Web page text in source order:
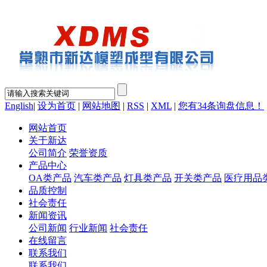
English| 设为首页 | 网站地图 | RSS | XML | 您有34条询盘信息！
网站首页
关于新达
公司简介 荣誉资质
产品中心
OA类产品 汽车类产品 灯具类产品 开关类产品 医疗用品
品质控制
社会责任
新闻资讯
公司新闻 行业新闻 社会责任
在线留言
联系我们